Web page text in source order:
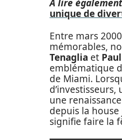
A lire
unique de
Entre mars
mémorables,
Tenaglia et
emblématique
de Miami.
une
depuis la house
signifie faire la